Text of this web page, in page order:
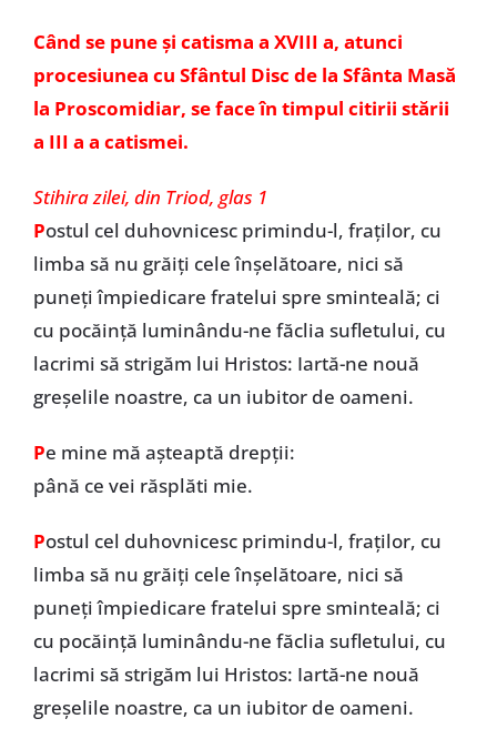
Când se pune și catisma a XVIII a, atunci
procesiunea cu Sfântul Disc de la Sfânta Masă
la Proscomidiar, se face în timpul citirii stării
a III a a catismei.
Stihira zilei, din Triod, glas 1
Postul cel duhovnicesc primindu-l, fraţilor, cu
limba să nu grăiţi cele înşelătoare, nici să
puneţi împiedicare fratelui spre sminteală; ci
cu pocăinţă luminându-ne făclia sufletului, cu
lacrimi să strigăm lui Hristos: Iartă-ne nouă
greşelile noastre, ca un iubitor de oameni.
Pe mine mă așteaptă drepții:
până ce vei răsplăti mie.
Postul cel duhovnicesc primindu-l, fraţilor, cu
limba să nu grăiţi cele înşelătoare, nici să
puneţi împiedicare fratelui spre sminteală; ci
cu pocăinţă luminându-ne făclia sufletului, cu
lacrimi să strigăm lui Hristos: Iartă-ne nouă
greşelile noastre, ca un iubitor de oameni.